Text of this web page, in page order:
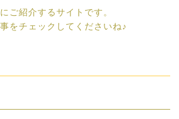
ご紹介するサイトです。
をチェックしてくださいね♪